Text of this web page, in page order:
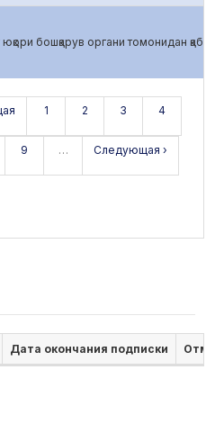
бошқарув органи томонидан қабул
1 2 3 4
9 … Следующая ›
Дата окончания подписки